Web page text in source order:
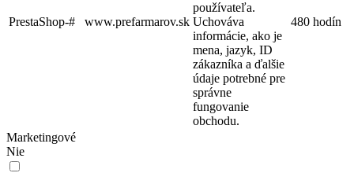
PrestaShop-# www.prefarmarov.sk
používateľa.
Uchováva
informácie, ako je
mena, jazyk, ID
zákazníka a ďalšie
údaje potrebné pre
správne
fungovanie
obchodu.
480 hodín
Marketingové
Nie